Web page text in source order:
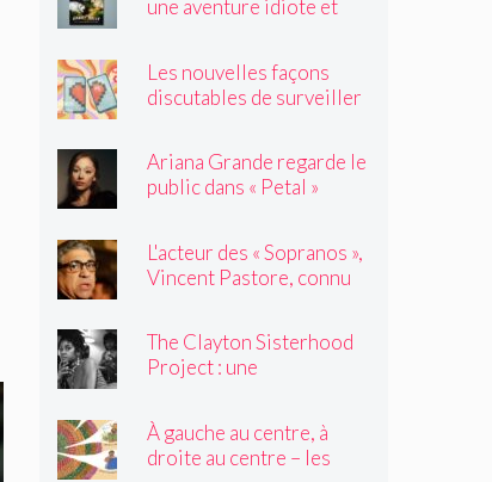
une aventure idiote et
Les nouvelles façons
discutables de surveiller
Ariana Grande regarde le
public dans « Petal »
L'acteur des « Sopranos »,
Vincent Pastore, connu
ans
The Clayton Sisterhood
Project : une
migration inversée de sa
famille du Nord vers le
Sud
À gauche au centre, à
droite au centre – les